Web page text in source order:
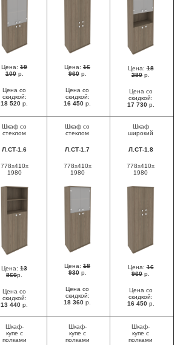
Цена: 19
100р.
Цена со
скидкой:
18 520 р.
Цена: 16
960р.
Цена со
скидкой:
16 450 р.
Цена:18
280 р.
Цена со
скидкой:
17 730р.
Шкаф со
стеклом
Л.СТ-1.6
778x410х
1980
Цена: 13
860р.
Цена со
скидкой:
13 440 р.
Шкаф со
стеклом
Л.СТ-1.7
778х410х
1980
Цена: 18
930р.
Цена со
скидкой:
18 360 р.
Шкаф
широкий
Л.СТ-1.8
778х410х
1980
Цена:16
960 р.
Цена со
скидкой:
16 450р.
Шкаф-
купе с
полками
Шкаф-
купе с
полками
Шкаф-
купе с
полками